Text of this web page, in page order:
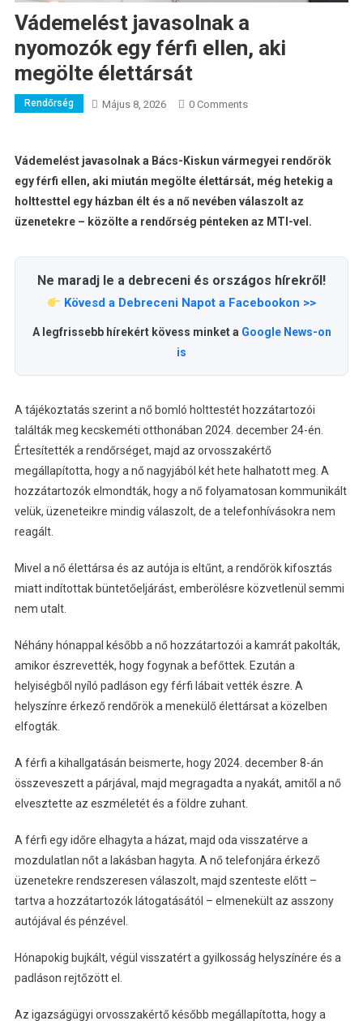
Vádemelést javasolnak a
nyomozók egy férfi ellen, aki
megölte élettársát
Rendőrség Május 8, 2026 0 Comments
Vádemelést javasolnak a Bács-Kiskun vármegyei rendőrök
egy férfi ellen, aki miután megölte élettársát, még hetekig a
holttesttel egy házban élt és a nő nevében válaszolt az
üzenetekre – közölte a rendőrség pénteken az MTI-vel.
Ne maradj le a debreceni és országos hírekről!
Kövesd a Debreceni Napot a Facebookon >>
A legfrissebb hírekért kövess minket a Google News-on
is
A tájékoztatás szerint a nő bomló holttestét hozzátartozói
találták meg kecskeméti otthonában 2024. december 24-én.
Értesítették a rendőrséget, majd az orvosszakértő
megállapította, hogy a nő nagyjából két hete halhatott meg. A
hozzátartozók elmondták, hogy a nő folyamatosan kommunikált
velük, üzeneteikre mindig válaszolt, de a telefonhívásokra nem
reagált.
Mivel a nő élettársa és az autója is eltűnt, a rendőrök kifosztás
miatt indítottak büntetőeljárást, emberölésre közvetlenül semmi
nem utalt.
Néhány hónappal később a nő hozzátartozói a kamrát pakolták,
amikor észrevették, hogy fogynak a befőttek. Ezután a
helyiségből nyíló padláson egy férfi lábait vették észre. A
helyszínre érkező rendőrök a menekülő élettársat a közelben
elfogták.
A férfi a kihallgatásán beismerte, hogy 2024. december 8-án
összeveszett a párjával, majd megragadta a nyakát, amitől a nő
elvesztette az eszméletét és a földre zuhant.
A férfi egy időre elhagyta a házat, majd oda visszatérve a
mozdulatlan nőt a lakásban hagyta. A nő telefonjára érkező
üzenetekre rendszeresen válaszolt, majd szenteste előtt –
tartva a hozzátartozók látogatásától – elmenekült az asszony
autójával és pénzével.
Hónapokig bujkált, végül visszatért a gyilkosság helyszínére és a
padláson rejtőzött el.
Az igazságügyi orvosszakértő később megállapította, hogy a